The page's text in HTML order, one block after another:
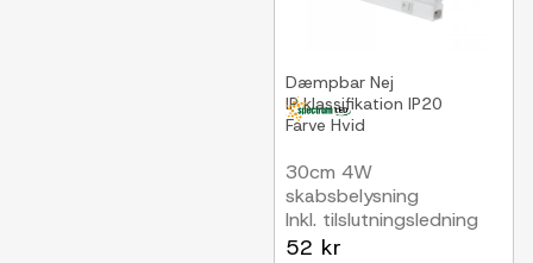
Dæmpbar Nej
IP klassifikation IP20
Farve Hvid
30cm 4W
skabsbelysning
Inkl. tilslutningsledning
52 kr